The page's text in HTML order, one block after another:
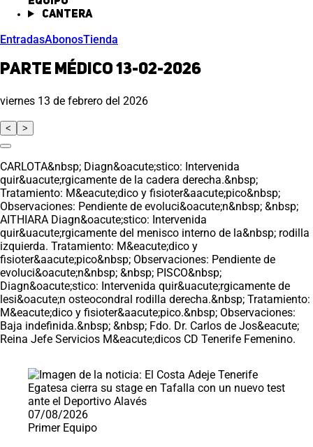
Cantera
EntradasAbonosTienda
PARTE MÉDICO 13-02-2026
viernes 13 de febrero del 2026
< >
CARLOTA&nbsp; Diagn&oacute;stico: Intervenida
quir&uacute;rgicamente de la cadera derecha.&nbsp;
Tratamiento: M&eacute;dico y fisioter&aacute;pico&nbsp;
Observaciones: Pendiente de evoluci&oacute;n&nbsp; &nbsp;
AITHIARA Diagn&oacute;stico: Intervenida
quir&uacute;rgicamente del menisco interno de la&nbsp; rodilla
izquierda. Tratamiento: M&eacute;dico y
fisioter&aacute;pico&nbsp; Observaciones: Pendiente de
evoluci&oacute;n&nbsp; &nbsp; PISCO&nbsp;
Diagn&oacute;stico: Intervenida quir&uacute;rgicamente de
lesi&oacute;n osteocondral rodilla derecha.&nbsp; Tratamiento:
M&eacute;dico y fisioter&aacute;pico.&nbsp; Observaciones:
Baja indefinida.&nbsp; &nbsp; Fdo. Dr. Carlos de Jos&eacute;
Reina Jefe Servicios M&eacute;dicos CD Tenerife Femenino.
07/08/2026
Primer Equipo